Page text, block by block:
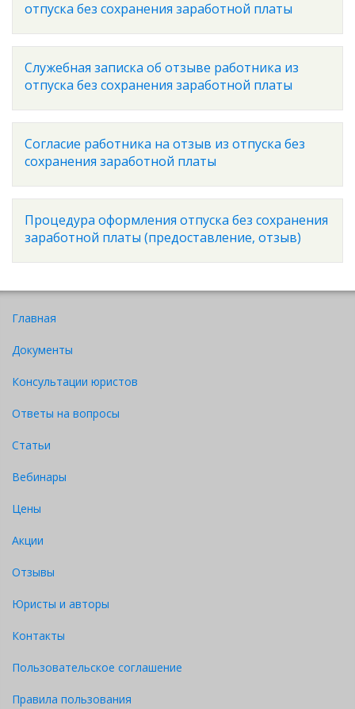
отпуска без сохранения заработной платы
Служебная записка об отзыве работника из
отпуска без сохранения заработной платы
Согласие работника на отзыв из отпуска без
сохранения заработной платы
Процедура оформления отпуска без сохранения
заработной платы (предоставление, отзыв)
Главная
Документы
Консультации юристов
Ответы на вопросы
Статьи
Вебинары
Цены
Акции
Отзывы
Юристы и авторы
Контакты
Пользовательское соглашение
Правила пользования